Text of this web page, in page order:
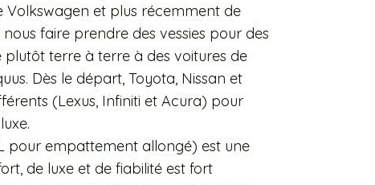
Volkswagen et plus récemment de
faire prendre des vessies pour des
terre à terre à des voitures de
Dès le départ, Toyota, Nissan et
(Lexus, Infiniti et Acura) pour
pour empattement allongé) est une
de luxe et de fiabilité est fort